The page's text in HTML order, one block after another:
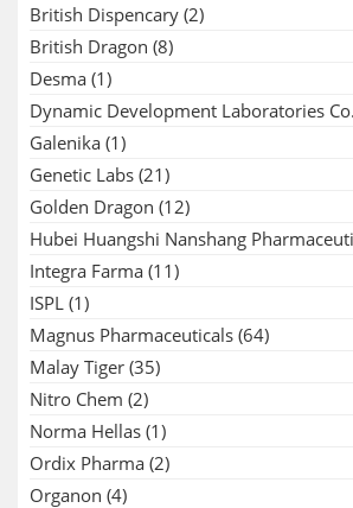
British Dispencary (2)
British Dragon (8)
Desma (1)
Dynamic Development Laboratories
Galenika (1)
Genetic Labs (21)
Golden Dragon (12)
Hubei Huangshi Nanshang
Integra Farma (11)
ISPL (1)
Magnus Pharmaceuticals (64)
Malay Tiger (35)
Nitro Chem (2)
Norma Hellas (1)
Ordix Pharma (2)
Organon (4)